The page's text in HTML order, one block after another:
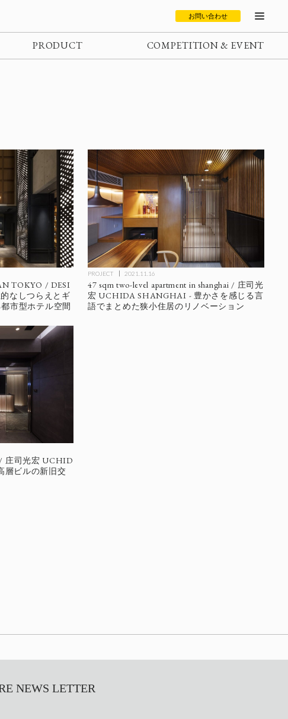
お問い合わせ
PRODUCT COMPETITION & EVENT
TOKYO / DESI
なしつらえとギ
市型ホテル空間
PROJECT 2021.11.16
47 sqm two-level apartment in shanghai / 庄司光
宏 UCHIDA SHANGHAI - 豊かさを感じる言
語でまとめた狭小住居のリノベーション
庄司光宏 UCHID
層ビルの新旧交
NEWS LETTER